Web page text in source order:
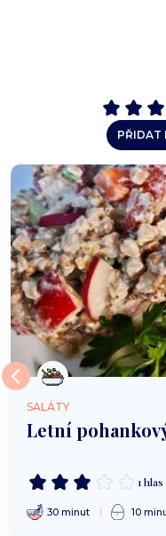
PŘIDAT
SALÁTY
Letní
1 hlas
30 minut 10